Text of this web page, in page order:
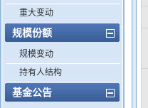
重大变动
规模份额
规模变动
持有人结构
基金公告